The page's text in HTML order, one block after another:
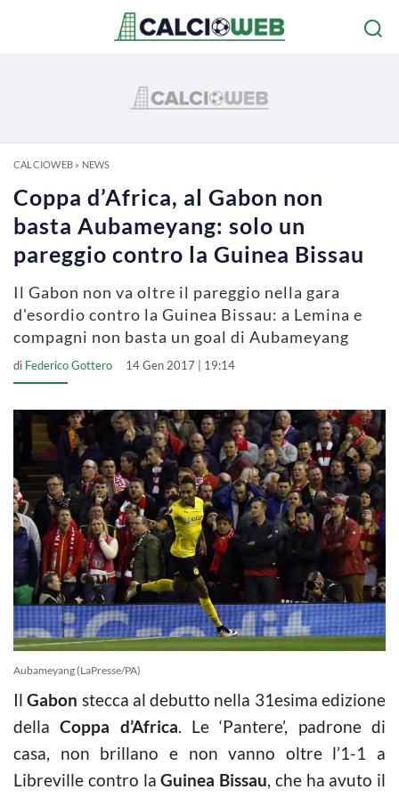
CALCIOWEB» NEWS
Coppa d’Africa, al Gabon non
basta Aubameyang: solo un
pareggio contro la Guinea Bissau
Il Gabon non va oltre il pareggio nella gara
d'esordio contro la Guinea Bissau: a Lemina e
compagni non basta un goal di Aubameyang
di Federico Gottero 14 Gen 2017 | 19:14
Aubameyang (LaPresse/PA)
IlGabon stecca al debutto nella 31esima edizione
dellaCoppa d’Africa. Le ‘Pantere’, padrone di
casa, non brillano e non vanno oltre l’1-1 a
Libreville contro laGuinea Bissau, che ha avuto il